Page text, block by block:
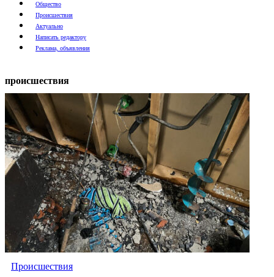
Общество
Происшествия
Актуально
Написать редактору
Реклама, объявления
происшествия
Происшествия